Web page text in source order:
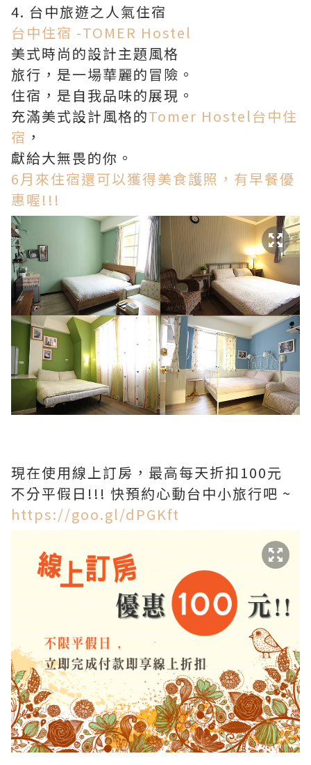
4. 台中旅遊之人氣住宿
台中住宿 -TOMER Hostel
美式時尚的設計主題風格
旅行，是一場華麗的冒險。
住宿，是自我品味的展現。
充滿美式設計風格的Tomer Hostel台中住
宿 ，
獻給大無畏的你。
6月來住宿還可以獲得美食護照，有早餐優
惠喔!!!
現在使用線上訂房，最高每天折扣100元
不分平假日!!! 快預約心動台中小旅行吧 ~
https://goo.gl/dPGKft